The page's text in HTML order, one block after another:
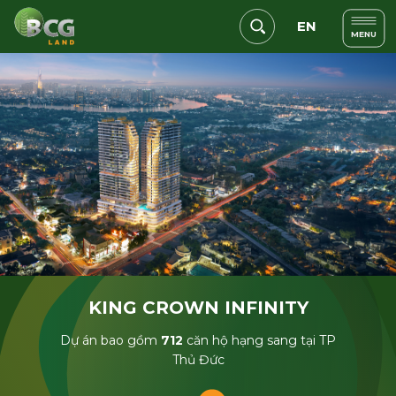
EN MENU
KING CROWN INFINITY
Dự án bao gồm 712 căn hộ hạng sang tại TP
Thủ Đức